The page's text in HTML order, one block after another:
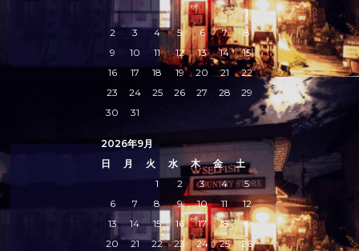
1
2
3 4 5 6 7
8
9
10 11 12 13 14
15
16
17 18 19 20 21
22
23
24 25 26 27 28
29
30
31
2026年9月
日
月 火 水 木 金
土
1
2 3 4
5
6
7 8 9 10 11
12
13
14 15 16 17 18
19
20
21 22 23 24 25
26